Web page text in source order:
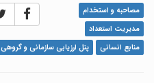
مصاحبه و استخدام
مدیریت استعداد
منابع انسانی
پنل ارزیابی سازمانی و گروهی